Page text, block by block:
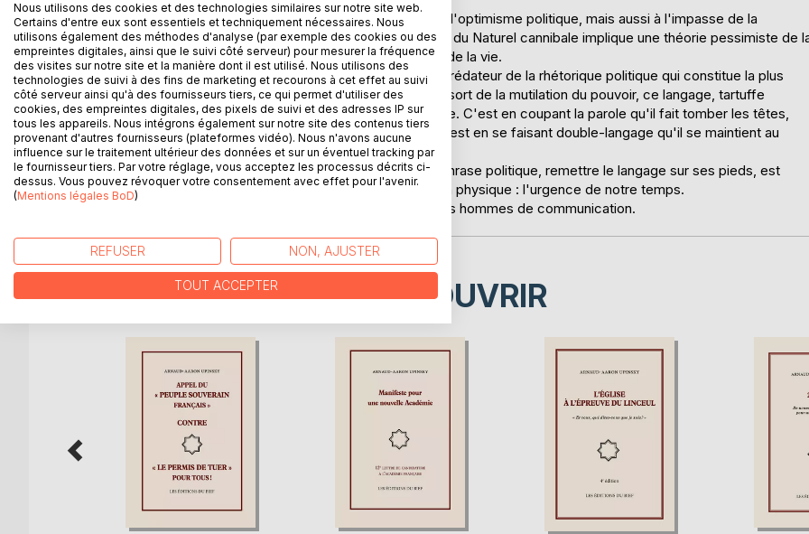
D'un côté, la thèse nominaliste du Bon sauvage conduit à l'optimisme politique, mais aussi à l'impasse de la
philosophie de l'absurde. De l'autre côté, la thèse réaliste du Naturel­ cannibale implique une théorie pessimiste de
politique mais, en revanche, une philosophie significative de la vie.
Aujourd'hui la thèse nominaliste domine dans le langage prédateur de la rhétorique politique qui constitue la plus
grande mystification intellectuelle de tous les temps. Ressort de la mutilation du pouvoir, ce langage, tartuffe
souriant, mène la danse sous le masque de la philanthropie. C'est en coupant la parole qu'il fait tomber les têtes,
c'est en castrant le savoir qu'il rend l'esprit impuissant, c'est en se faisant double-langage qu'il se maintient au
pouvoir.
Conjurer cette perversion du langage, pour renverser la phrase politique, remettre le langage sur ses pieds, est
devenu aujourd'hui une question de survie spirituelle sinon physique : l'urgence de notre temps.
La tête coupée est le livre de chevet des politiques et des hommes de communication.
D’AUTRES TITRES À DÉCOUVRIR
Nous utilisons des cookies et des technologies similaires sur notre site web.
Certains d'entre eux sont essentiels et techniquement nécessaires. Nous
utilisons également des méthodes d'analyse (par exemple des cookies ou des
empreintes digitales, ainsi que le suivi côté serveur) pour mesurer la fréquence
des visites sur notre site et la manière dont il est utilisé. Nous utilisons des
technologies de suivi à des fins de marketing et recourons à cet effet au suivi
côté serveur ainsi qu'à des fournisseurs tiers, ce qui permet d'utiliser des
cookies, des empreintes digitales, des pixels de suivi et des adresses IP sur
tous les appareils. Nous intégrons également sur notre site des contenus tiers
provenant d'autres fournisseurs (plateformes vidéo). Nous n'avons aucune
influence sur le traitement ultérieur des données et sur un éventuel tracking par
le fournisseur tiers. Par votre réglage, vous acceptez les processus décrits ci-
dessus. Vous pouvez révoquer votre consentement avec effet pour l'avenir.
(Mentions légales BoD)
REFUSER NON, AJUSTER
TOUT ACCEPTER